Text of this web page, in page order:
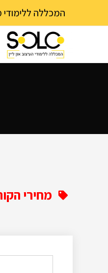
המכללה ללימודי מקצועות עיצוב גרפי וההייטק
מחירי